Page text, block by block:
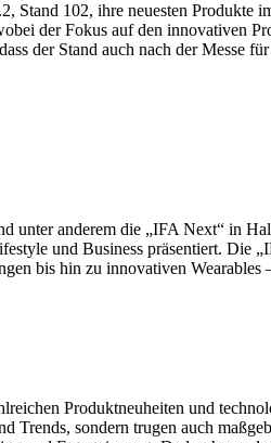
Stand 102, ihre neuesten Produkte
der Fokus auf den innovativen
der Stand auch nach der Messe
unter anderem die „IFA Next“ in
und Business präsentiert. Die
bis hin zu innovativen Wearables
Produktneuheiten und
Trends, sondern trugen auch